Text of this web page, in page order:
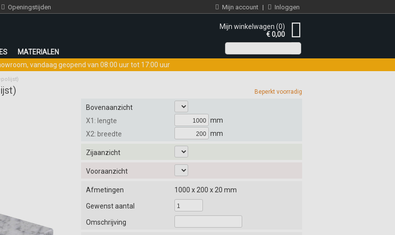
Openingstijden Mijn account | Inloggen
Mijn winkelwagen (0)
€ 0,00
MATERIALEN
, vandaag geopend van 08:00 uur tot 17:00 uur
Beperkt voorradig
Bovenaanzicht
X1: lengte
mm
X2: breedte
mm
Zijaanzicht
Vooraanzicht
Afmetingen 1000 x 200 x 20 mm
Gewenst aantal
Omschrijving